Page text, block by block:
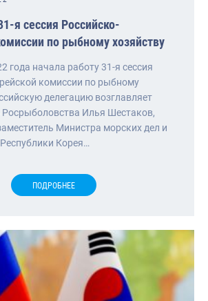
я сессия Российско-
по рыбному хозяйству
года начала работу 31-я сессия
комиссии по рыбному
делегацию возглавляет
Росрыболовства Илья Шестаков,
Министра морских дел и
Корея…
ПОДРОБНЕЕ